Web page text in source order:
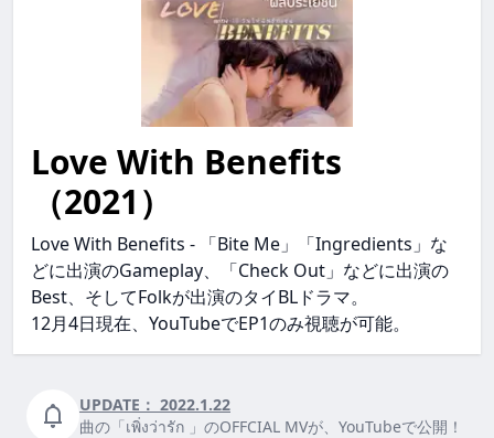
Love With Benefits
（2021）
Love With Benefits - 「Bite Me」「Ingredients」な
どに出演のGameplay、「Check Out」などに出演の
Best、そしてFolkが出演のタイBLドラマ。
12月4日現在、YouTubeでEP1のみ視聴が可能。
love with benefits LoveWithBenefits lovewithbenefits
UPDATE： 2022.1.22
曲の「เพิ่งว่ารัก 」のOFFCIAL MVが、YouTubeで公開！